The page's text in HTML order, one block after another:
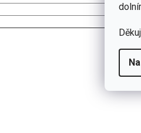
6,5